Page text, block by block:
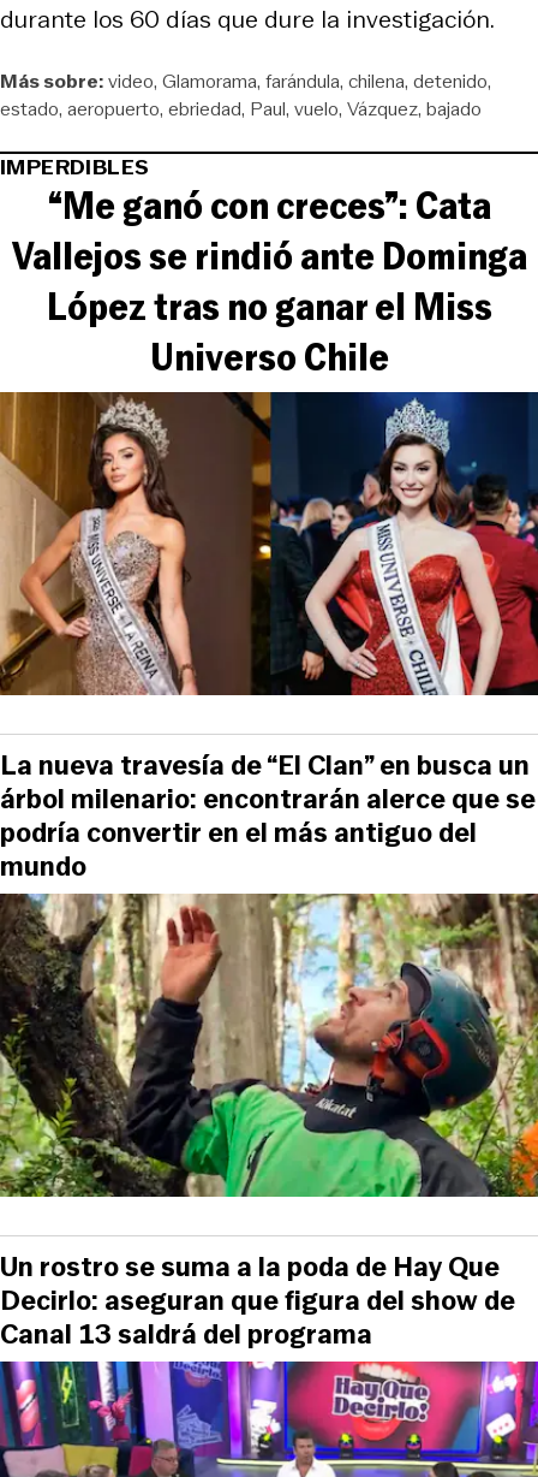
durante los 60 días que dure la investigación.
Más sobre:video Glamorama farándula chilena detenido
estado aeropuerto ebriedad Paul vuelo Vázquez bajado
IMPERDIBLES
“Me ganó con creces”: Cata
Vallejos se rindió ante Dominga
López tras no ganar el Miss
Universo Chile
La nueva travesía de “El Clan” en busca un
árbol milenario: encontrarán alerce que se
podría convertir en el más antiguo del
mundo
Un rostro se suma a la poda de Hay Que
Decirlo: aseguran que figura del show de
Canal 13 saldrá del programa